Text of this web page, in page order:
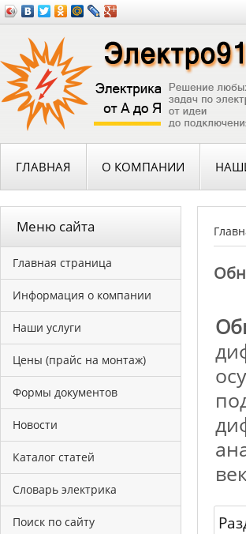
ГЛАВНАЯ О КОМПАНИИ
Меню сайта
Главная страница
Информация о компании
Наши услуги
Цены (прайс на монтаж)
Формы документов
Новости
Каталог статей
Словарь электрика
Поиск по сайту